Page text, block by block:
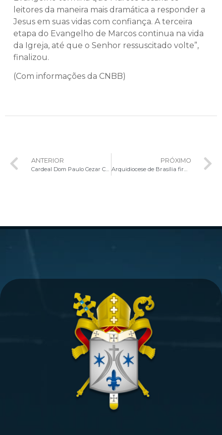
leitores da maneira mais dramática a responder a
Jesus em suas vidas com confiança. A terceira
etapa do Evangelho de Marcos continua na vida
da Igreja, até que o Senhor ressuscitado volte”,
finalizou.
(Com informações da CNBB)
ANTERIOR
Cardeal Dom Paulo Cezar Costa celebra Santa Missa pelas vítimas das enchentes no Rio Grande do Sul
PRÓXIMO